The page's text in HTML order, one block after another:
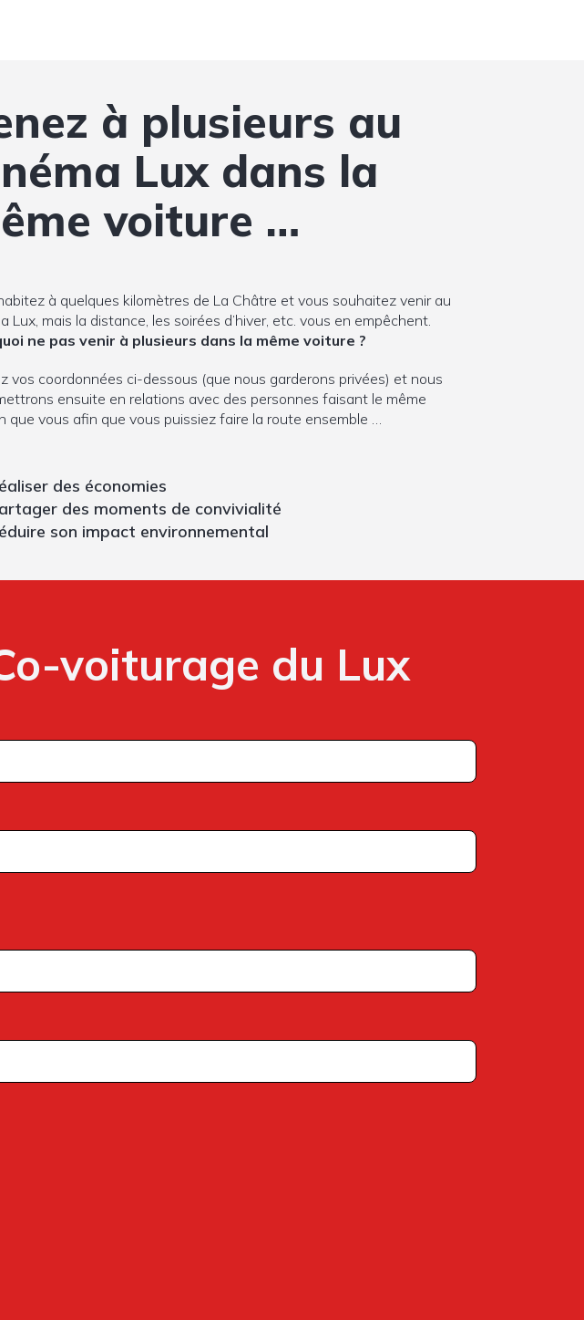
à plusieurs au
Lux dans la
voiture …
à quelques kilomètres de La Châtre et vous souhaitez venir au
Lux, mais la distance, les soirées d’hiver, etc. vous en empêchent.
ne pas venir à plusieurs dans la même voiture ?
vos coordonnées ci-dessous (que nous garderons privées) et nous
ensuite en relations avec des personnes faisant le même
que vous afin que vous puissiez faire la route ensemble …
des économies
des moments de convivialité
son impact environnemental
voiturage du Lux